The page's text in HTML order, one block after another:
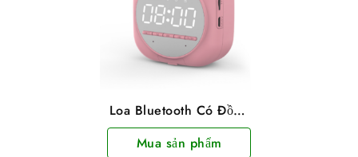
Loa Bluetooth Có Đồng
Hồ Mặt Tráng Gương
Q12
Mua sản phẩm